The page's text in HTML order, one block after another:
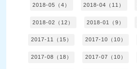
2018-05（4） 2018-04（11）
2018-02（12） 2018-01（9）
2017-11（15） 2017-10（10）
2017-08（18） 2017-07（10）